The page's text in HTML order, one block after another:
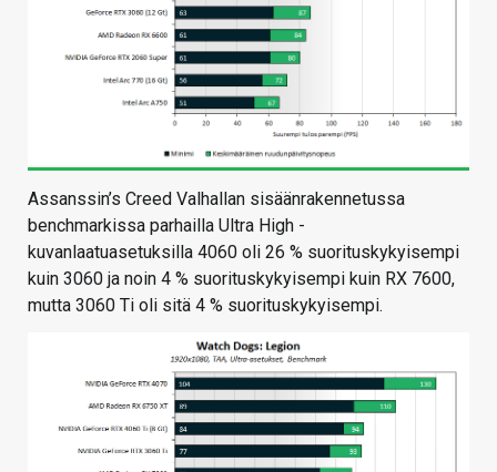
Assanssin’s Creed Valhallan sisäänrakennetussa
benchmarkissa parhailla Ultra High -
kuvanlaatuasetuksilla 4060 oli 26 % suorituskykyisempi
kuin 3060 ja noin 4 % suorituskykyisempi kuin RX 7600,
mutta 3060 Ti oli sitä 4 % suorituskykyisempi.